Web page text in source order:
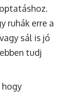
ruhák erre a
sál is jó
tudj
hogy